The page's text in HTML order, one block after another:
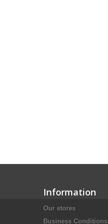
Information
Our stores
Business Conditions